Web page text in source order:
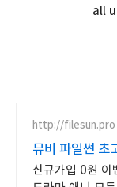
all
http://filesun.pro
뮤비 파일썬
보기!
신규가입 0원 이